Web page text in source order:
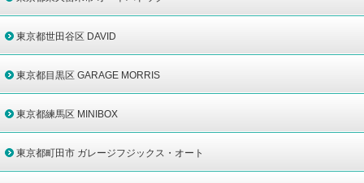
東京都世田谷区 DAVID
東京都目黒区 GARAGE MORRIS
東京都練馬区 MINIBOX
東京都町田市 ガレージフジックス・オート